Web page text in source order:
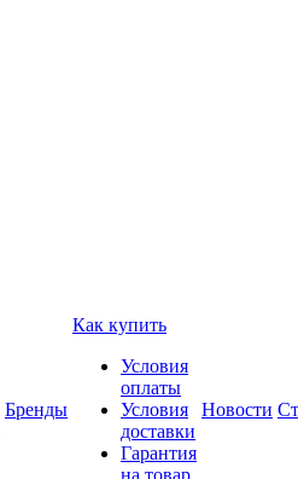
Бренды
Как купить
Условия
оплаты
Условия
доставки
Гарантия
на товар
Новости